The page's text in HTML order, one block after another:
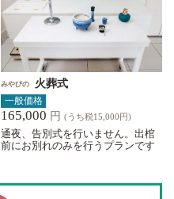
みやびの 火葬式
一般価格
165,000 円 (うち税15,000円)
通夜、告別式を行いません。出棺
前にお別れのみを行うプランです